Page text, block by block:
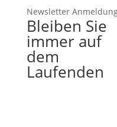
Newsletter
Bleiben Sie
immer auf
dem
Laufenden